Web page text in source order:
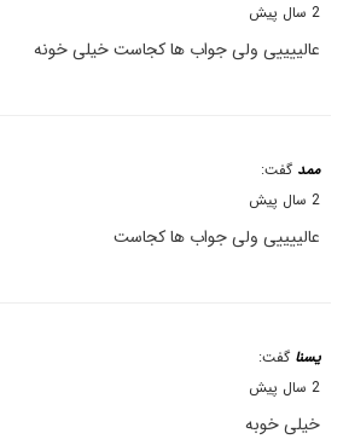
2 سال پیش
عالییییی ولی جواب ها کجاست خیلی خونه
ممد گفت:
2 سال پیش
عالییییی ولی جواب ها کجاست
یسنا گفت:
2 سال پیش
خیلی خوبه